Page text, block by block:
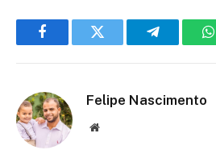
FacebookTwitter Telegram
Felipe Nascimento
Site